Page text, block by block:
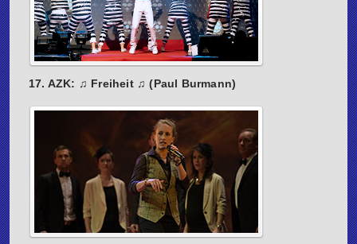
17. AZK: ♫ Freiheit ♫ (Paul Burmann)